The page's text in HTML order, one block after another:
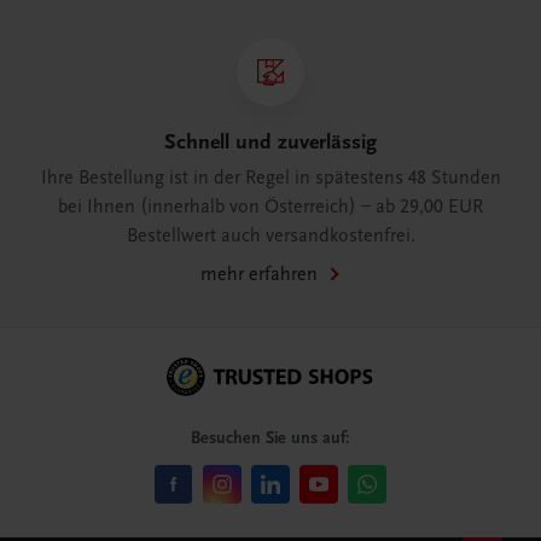
Schnell und zuverlässig
Ihre Bestellung ist in der Regel in spätestens 48 Stunden
bei Ihnen (innerhalb von Österreich) – ab 29,00 EUR
Bestellwert auch versandkostenfrei.
mehr erfahren
Besuchen Sie uns auf: